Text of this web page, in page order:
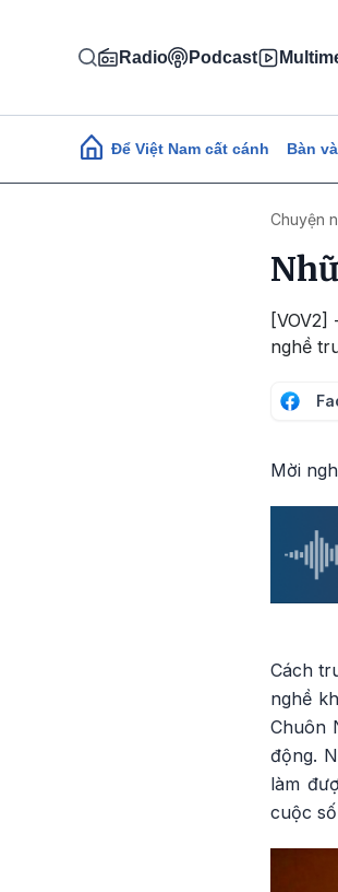
Radio Podcast
Main navigation
Để Việt Nam cất cánh Bàn
Chuyện
nghề
Mời
Cách
nghề
Chuôn
động.
làm
cuộc